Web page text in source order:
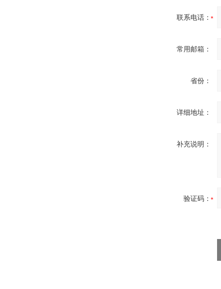
联系电话：
常用邮箱：
省份：
详细地址：
补充说明：
验证码：